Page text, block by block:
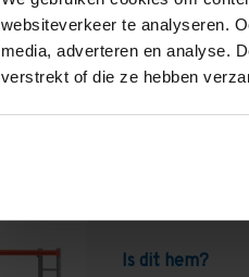
websiteverkeer te analyseren.
media, adverteren en analyse.
verstrekt of die ze hebben
Is dit hem?